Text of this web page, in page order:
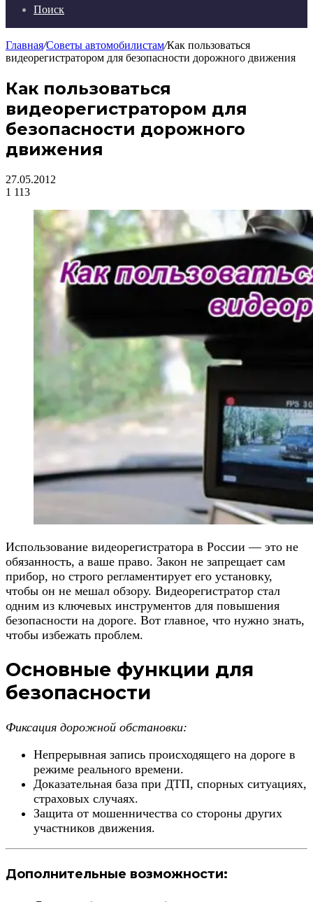
Поиск
Главная/Советы автомобилистам/Как пользоваться
видеорегистратором для безопасности дорожного движения
Как пользоваться
видеорегистратором для
безопасности дорожного
движения
27.05.2012
1 113
Использование видеорегистратора в России — это не
обязанность, а ваше право. Закон не запрещает сам
прибор, но строго регламентирует его установку,
чтобы он не мешал обзору. Видеорегистратор стал
одним из ключевых инструментов для повышения
безопасности на дороге. Вот главное, что нужно знать,
чтобы избежать проблем.
Основные функции для
безопасности
Фиксация дорожной обстановки:
Непрерывная запись происходящего на дороге в
режиме реального времени.
Доказательная база при ДТП, спорных ситуациях,
страховых случаях.
Защита от мошенничества со стороны других
участников движения.
Дополнительные возможности: